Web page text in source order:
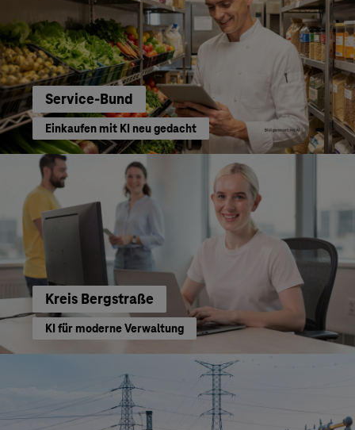
Service-Bund
Einkaufen mit KI neu gedacht
Kreis Bergstraße
KI für moderne Verwaltung